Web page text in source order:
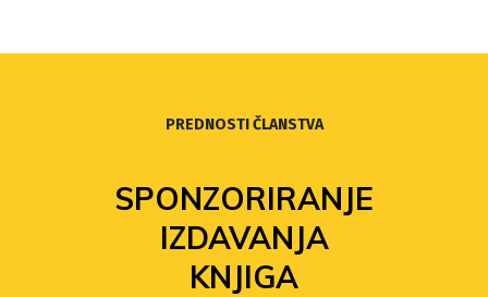
PREDNOSTI ČLANSTVA
SPONZORIRANJE
IZDAVANJA
KNJIGA